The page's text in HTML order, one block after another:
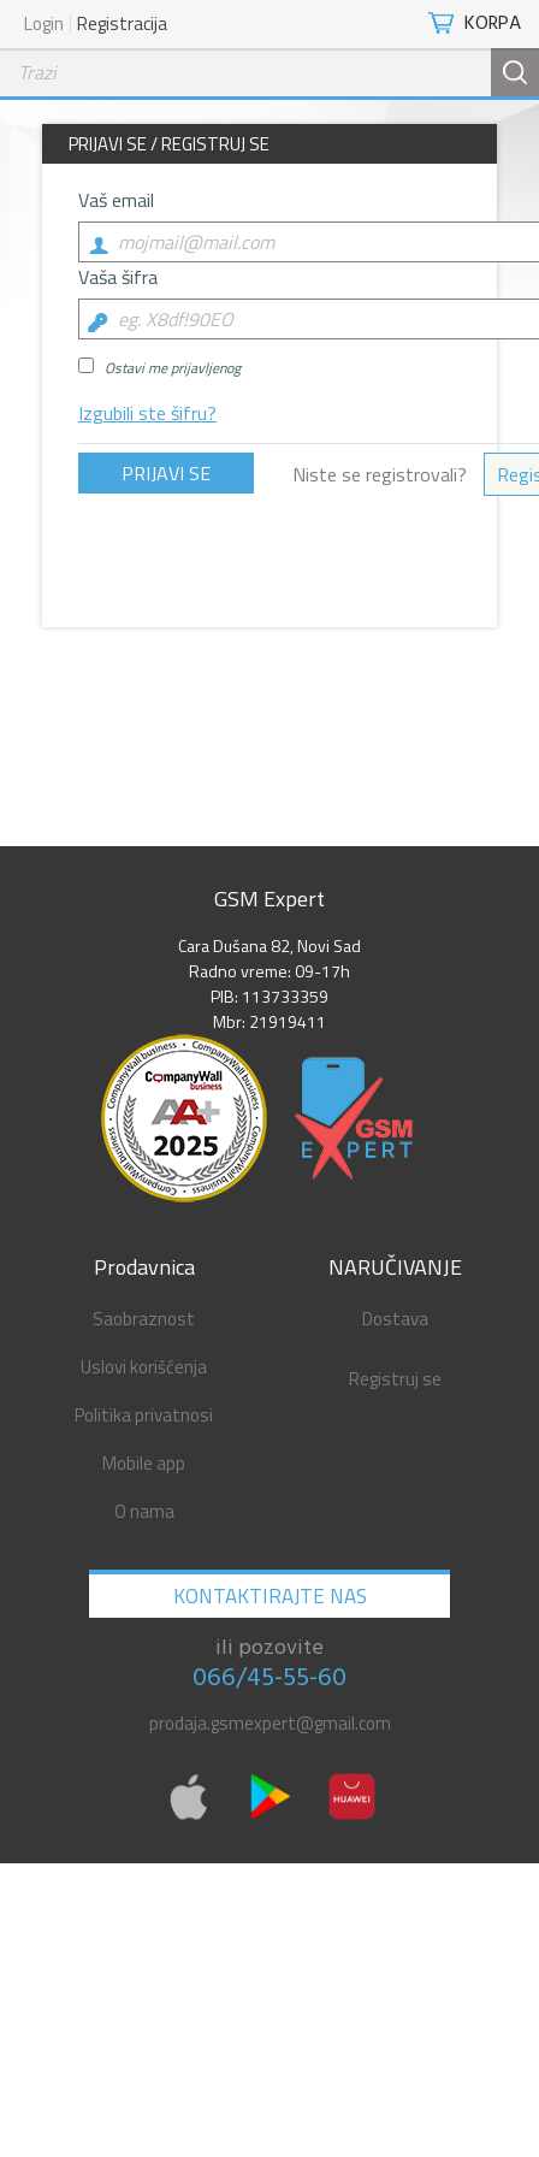
KORPA
Login Registracija
PRIJAVI SE / REGISTRUJ SE
Vaš email
Vaša šifra
Ostavi me prijavljenog
Izgubili ste šifru?
Niste se registrovali?
GSM Expert
Cara Dušana 82, Novi Sad
Radno vreme: 09-17h
PIB: 113733359
Mbr: 21919411
Prodavnica
Saobraznost
Uslovi korišćenja
Politika privatnosi
Mobile app
O nama
NARUČIVANJE
Dostava
Registruj se
KONTAKTIRAJTE NAS
ili pozovite
066/45-55-60
prodaja.gsmexpert@gmail.com